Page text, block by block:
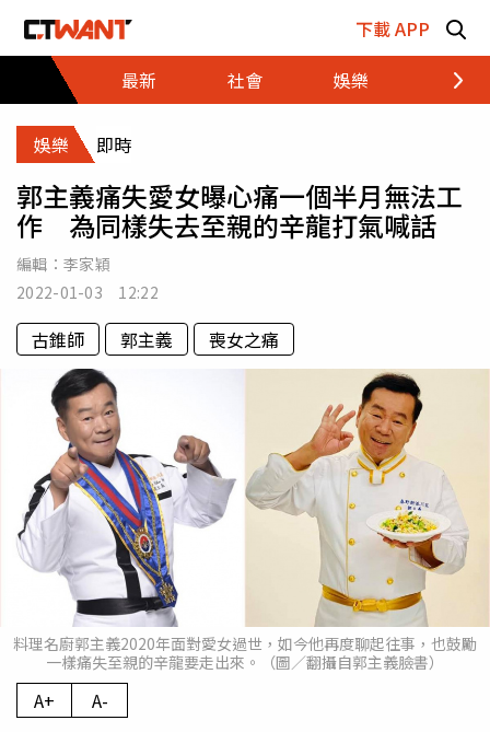
下載 APP
最新
社會 娛樂 財經
娛樂 即時
郭主義痛失愛女曝心痛一個半月無法工
作 為同樣失去至親的辛龍打氣喊話
編輯： 李家穎
2022-01-03 12:22
古錐師 郭主義 喪女之痛
料理名廚郭主義2020年面對愛女過世，如今他再度聊起往事，也鼓勵
一樣痛失至親的辛龍要走出來。（圖／翻攝自郭主義臉書）
A+ A-